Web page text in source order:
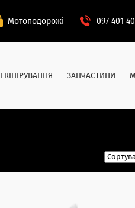
Мотоподорожі 097 401
ЕКІПІРУВАННЯ ЗАПЧАСТИНИ